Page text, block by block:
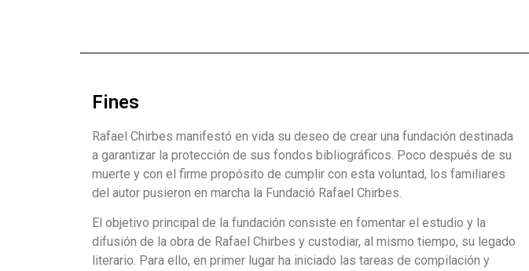
Fines
Rafael Chirbes manifestó en vida su deseo de crear una fundación destinada
a garantizar la protección de sus fondos bibliográficos. Poco después de su
muerte y con el firme propósito de cumplir con esta voluntad, los familiares
del autor pusieron en marcha la Fundació Rafael Chirbes.
El objetivo principal de la fundación consiste en fomentar el estudio y la
difusión de la obra de Rafael Chirbes y custodiar, al mismo tiempo, su legado
literario. Para ello, en primer lugar ha iniciado las tareas de compilación y